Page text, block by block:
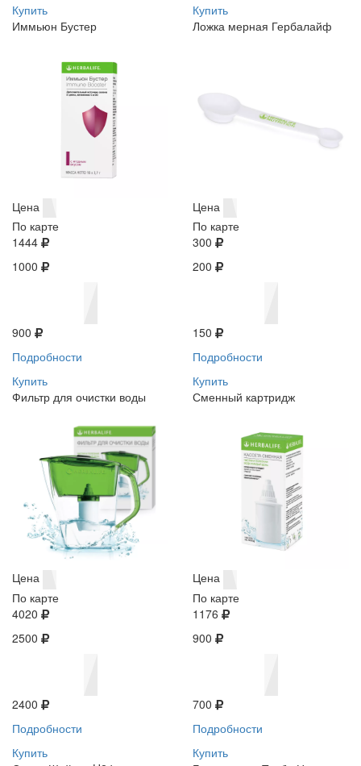
Купить
Купить
Иммьюн Бустер
Цена
По карте
1444
1000
900
Подробности
Купить
Ложка мерная Гербалайф
Цена
По карте
300
200
150
Подробности
Купить
Фильтр для очистки воды
Цена
По карте
4020
2500
2400
Подробности
Купить
Сменный картридж
Цена
По карте
1176
900
700
Подробности
Купить